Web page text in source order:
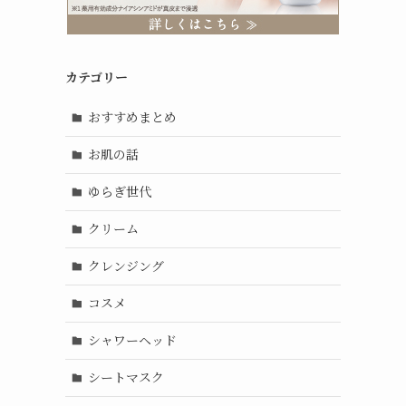
カテゴリー
おすすめまとめ
お肌の話
ゆらぎ世代
クリーム
クレンジング
コスメ
シャワーヘッド
シートマスク